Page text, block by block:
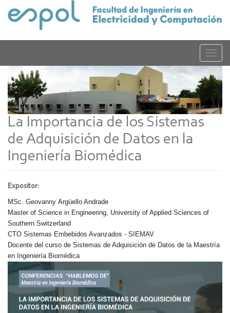
contenido
Toggle
La Importancia de los Sistemas
de Adquisición de Datos en la
Ingeniería Biomédica
Expositor:
MSc. Geovanny Argüello Andrade
Master of Science in Engineering, University of Applied Sciences of
Southern Switzerland
CTO Sistemas Embebidos Avanzados - SIEMAV
Docente del curso de Sistemas de Adquisición de Datos de la Maestría
en Ingeniería Biomédica